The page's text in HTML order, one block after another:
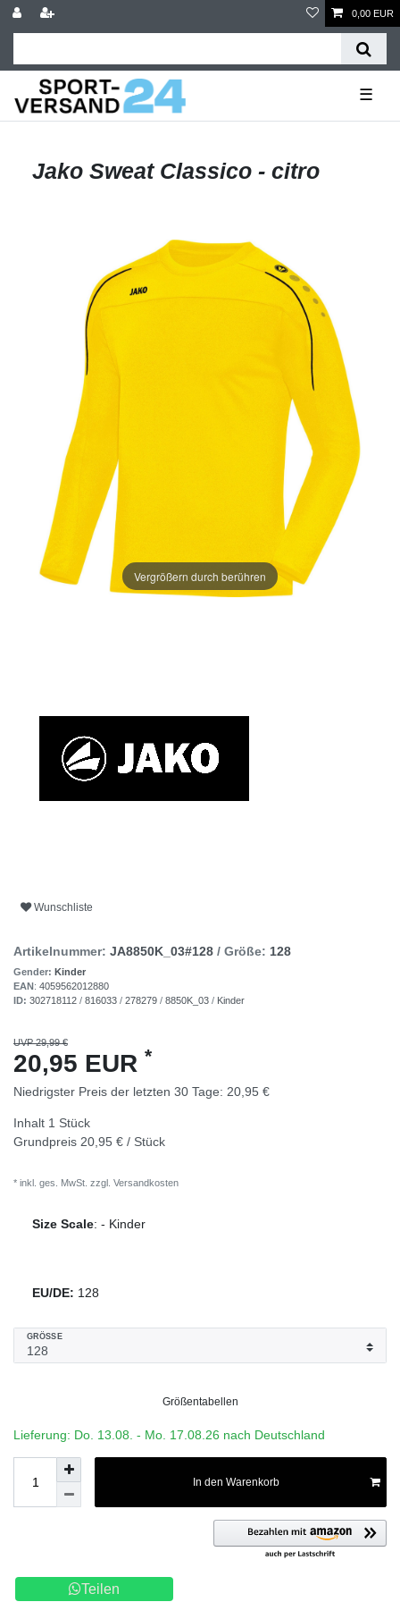
0,00 EUR
☰
Jako Sweat Classico - citro
Vergrößern durch berühren
Wunschliste
Artikelnummer: JA8850K_03#128 / Größe: 128
Gender: Kinder
EAN: 4059562012880
ID: 302718112 / 816033 / 278279 / 8850K_03 / Kinder
UVP 29,99 €
20,95 EUR *
Niedrigster Preis der letzten 30 Tage: 20,95 €
Inhalt 1 Stück
Grundpreis 20,95 € / Stück
* inkl. ges. MwSt. zzgl. Versandkosten
Size Scale: - Kinder
EU/DE: 128
GRÖSSE
Größentabellen
Lieferung: Do. 13.08. - Mo. 17.08.26 nach Deutschland
In den Warenkorb
Teilen